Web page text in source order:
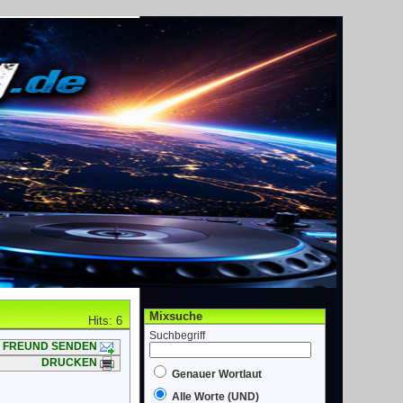
Hits: 6
FREUND SENDEN
DRUCKEN
Mixsuche
Suchbegriff
Genauer Wortlaut
Alle Worte (UND)